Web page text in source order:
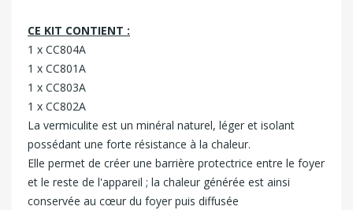
CE KIT CONTIENT :
1 x CC804A
1 x CC801A
1 x CC803A
1 x CC802A
La vermiculite est un minéral naturel, léger et isolant
possédant une forte résistance à la chaleur.
Elle permet de créer une barrière protectrice entre le foyer
et le reste de l'appareil ; la chaleur générée est ainsi
conservée au cœur du foyer puis diffusée